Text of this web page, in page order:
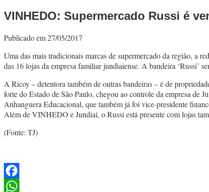
VINHEDO: Supermercado Russi é
Publicado em 27/05/2017
Uma das mais tradicionais marcas de supermercado da região, a
das 16 lojas da empresa familiar jundiaiense. A bandeira ‘Russi’
A Ricoy – detentora também de outras bandeiras – é de
forte do Estado de São Paulo, chegou ao controle da empresa de
Anhanguera Educacional, que também já foi vice-presidente
Além de VINHEDO e Jundiaí, o Russi está presente com lojas
(Fonte: TJ)
Facebook